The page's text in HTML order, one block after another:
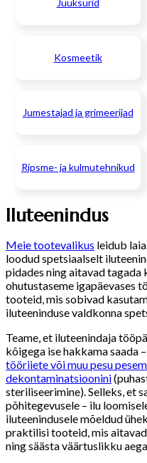
Juuksurid
Kosmeetik
Jumestajad ja grimeerijad
Ripsme- ja kulmutehnikud
Iluteenindus
Meie tootevalikus leidub
loodud spetsiaalselt
pidades ning aitavad tagada
ohutustaseme igapäevases
tooteid, mis sobivad
iluteeninduse valdkonna
Teame, et iluteenindaja
kõigega ise hakkama saada
tööriiete või muu pesu
dekontaminatsioonini
steriliseerimine). Selleks, et
põhitegevusele – ilu
iluteenindusele mõeldud
praktilisi tooteid, mis
ning säästa väärtuslikku